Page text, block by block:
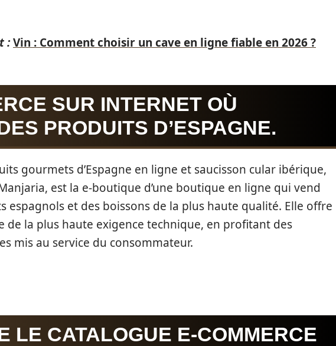
:Vin : Comment choisir un cave en ligne fiable en 2026 ?
SUR INTERNET OÙ
PRODUITS D’ESPAGNE.
gourmets d’Espagne en ligne et saucisson cular ibérique,
est la e-boutique d’une boutique en ligne qui vend
espagnols et des boissons de la plus haute qualité. Elle offre
de la plus haute exigence technique, en profitant des
mis au service du consommateur.
LE CATALOGUE E-COMMERCE